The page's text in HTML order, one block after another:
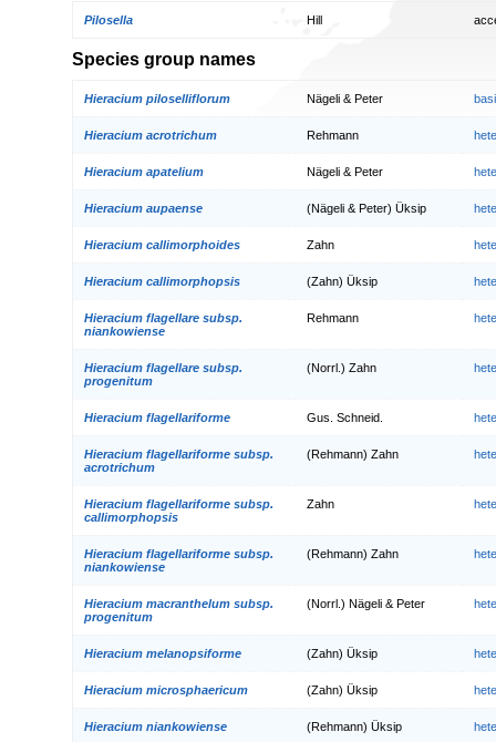
Pilosella Hill
Species group names
Hieracium piloselliflorum Nägeli & Peter
Hieracium acrotrichum Rehmann
Hieracium apatelium Nägeli & Peter
Hieracium aupaense (Nägeli & Peter) Üksip
Hieracium callimorphoides Zahn
Hieracium callimorphopsis (Zahn) Üksip
Hieracium flagellare subsp.
niankowiense
Rehmann
Hieracium flagellare subsp.
progenitum
(Norrl.) Zahn
Hieracium flagellariforme Gus. Schneid.
Hieracium flagellariforme subsp.
acrotrichum
(Rehmann) Zahn
Hieracium flagellariforme subsp.
callimorphopsis
Zahn
Hieracium flagellariforme subsp.
niankowiense
(Rehmann) Zahn
Hieracium macranthelum subsp.
progenitum
(Norrl.) Nägeli & Peter
Hieracium melanopsiforme (Zahn) Üksip
Hieracium microsphaericum (Zahn) Üksip
Hieracium niankowiense (Rehmann) Üksip